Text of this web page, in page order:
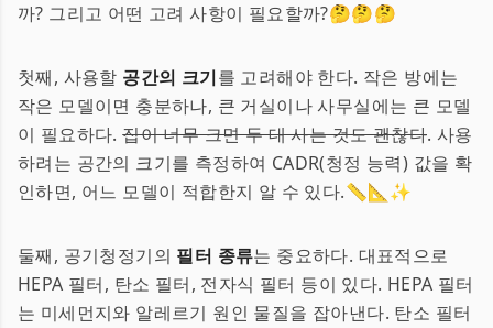
까? 그리고 어떤 고려 사항이 필요할까?🤔🤔🤔
첫째, 사용할 공간의 크기를 고려해야 한다. 작은 방에는
작은 모델이면 충분하나, 큰 거실이나 사무실에는 큰 모델
이 필요하다.집이 너무 크면 두 대 사는 것도 괜찮다. 사용
하려는 공간의 크기를 측정하여 CADR(청정 능력) 값을 확
인하면, 어느 모델이 적합한지 알 수 있다.📏📐✨
둘째, 공기청정기의 필터 종류는 중요하다. 대표적으로
HEPA 필터, 탄소 필터, 전자식 필터 등이 있다. HEPA 필터
는 미세먼지와 알레르기 원인 물질을 잡아낸다. 탄소 필터